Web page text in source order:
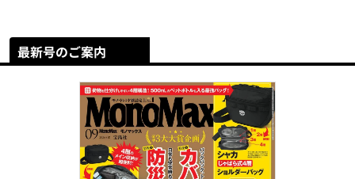
最新号のご案内